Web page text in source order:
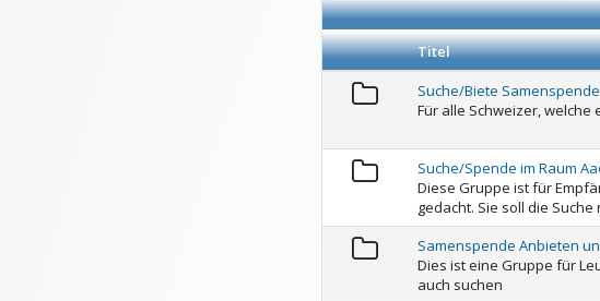
Titel
Suche/Biete
Für alle Schweizer,
Suche/Spende im Raum
Diese Gruppe ist für
gedacht. Sie soll die Suche
Samenspende Anbieten
Dies ist eine Gruppe für
auch suchen